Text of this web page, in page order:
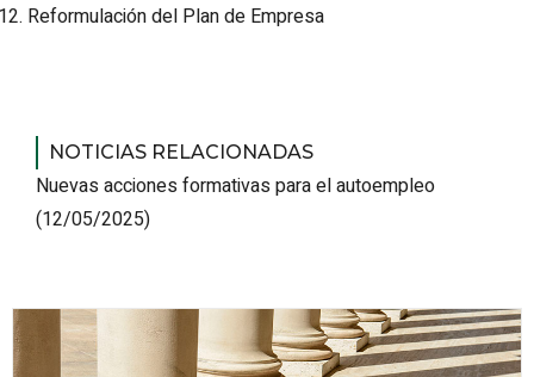
Reformulación del Plan de Empresa
NOTICIAS RELACIONADAS
Nuevas acciones formativas para el autoempleo
(12/05/2025)